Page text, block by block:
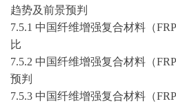
趋势及前景预判
7.5.1 中国纤维增强复合材料（
比
7.5.2 中国纤维增强复合材料（
预判
7.5.3 中国纤维增强复合材料（